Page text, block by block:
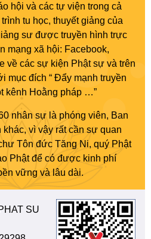
hội và các tự viện trong cả
tu học, thuyết giảng của
sư được truyền hình trực
mạng xã hội: Facebook,
về các sự kiện Phật sự và trên
mục đích “ Đẩy mạnh truyền
kênh Hoằng pháp …”
nhân sự là phóng viên, Ban
khác, vì vậy rất cần sự quan
Tôn đức Tăng Ni, quý Phật
Phật để có được kinh phí
vững và lâu dài.
SU